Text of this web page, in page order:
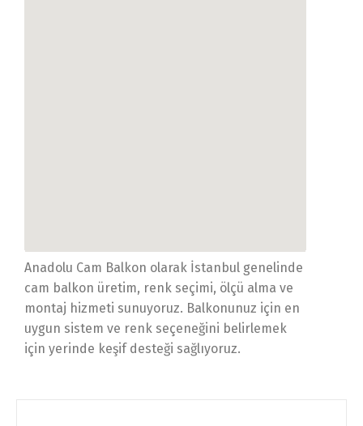
Anadolu Cam Balkon olarak İstanbul genelinde
cam balkon üretim, renk seçimi, ölçü alma ve
montaj hizmeti sunuyoruz. Balkonunuz için en
uygun sistem ve renk seçeneğini belirlemek
için yerinde keşif desteği sağlıyoruz.